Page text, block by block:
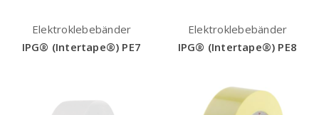
Elektroklebebänder
IPG® (Intertape®) PE7
Elektroklebebänder
IPG® (Intertape®) PE8